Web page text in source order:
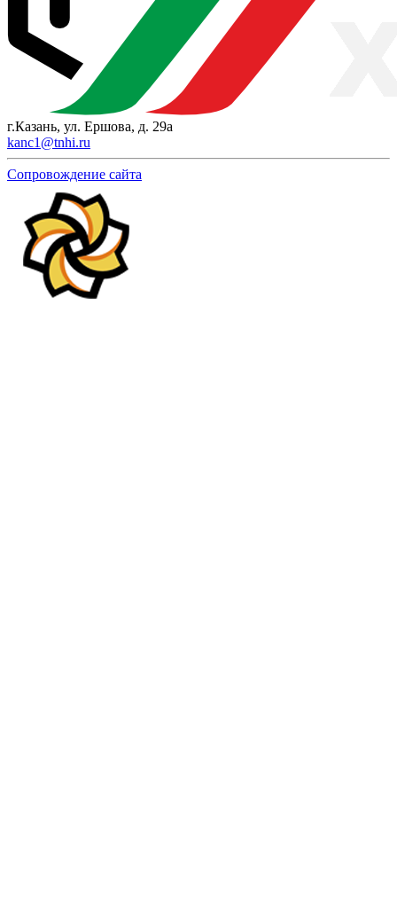
г.Казань, ул. Ершова, д. 29а
kanc1@tnhi.ru
Сопровождение сайта